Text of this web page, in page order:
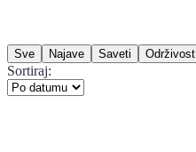
Sve Najave Saveti Održivost
Sortiraj: